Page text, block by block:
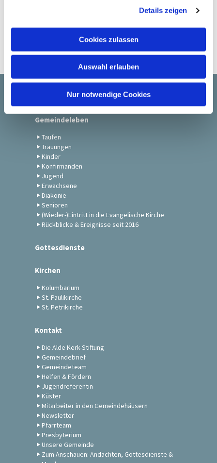
Details zeigen
Cookies zulassen
Auswahl erlauben
Nur notwendige Cookies
Startseite
Gemeindeleben
Taufen
Trauungen
Kinder
Konfirmanden
Jugend
Erwachsene
Diakonie
Senioren
(Wieder-)Eintritt in die Evangelische Kirche
Rückblicke & Ereignisse seit 2016
Gottesdienste
Kirchen
Kolumbarium
St. Paulikirche
St. Petrikirche
Kontakt
Die Alde Kerk-Stiftung
Gemeindebrief
Gemeindeteam
Helfen & Fördern
Jugendreferentin
Küster
Mitarbeiter in den Gemeindehäusern
Newsletter
Pfarrteam
Presbyterium
Unsere Gemeinde
Zum Anschauen: Andachten, Gottesdienste &